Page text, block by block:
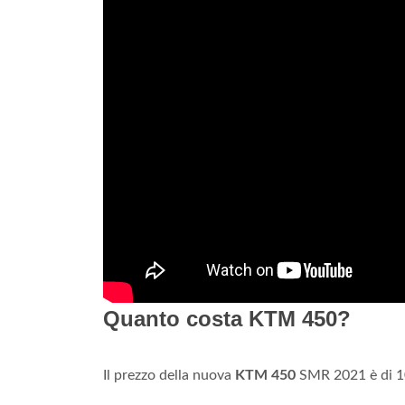
Quanto costa KTM 450?
Il prezzo della nuova KTM 450 SMR 2021 è di